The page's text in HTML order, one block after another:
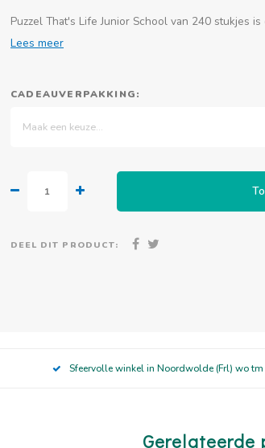
Puzzel That's Life Junior School van 240 stukjes
Lees meer
CADEAUVERPAKKING:
Maak een keuze...
DEEL DIT PRODUCT:
Sfeervolle winkel in Noordwolde (Frl) wo
Gerelateerde